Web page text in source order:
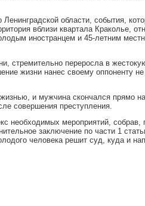
области, события,
вблизи квартала Краколье,
иностранцем и 45-летним
стремительно переросла в
жизни нанес своему оппоненту
и мужчина скончался прямо
совершения преступления.
необходимых мероприятий,
заключение по части 1
человека решит суд, куда и